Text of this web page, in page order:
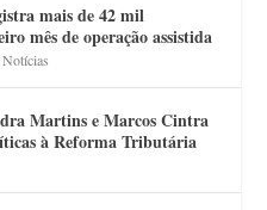
mais de 42 mil
mês de operação assistida
,Notícias
Martins e Marcos Cintra
à Reforma Tributária